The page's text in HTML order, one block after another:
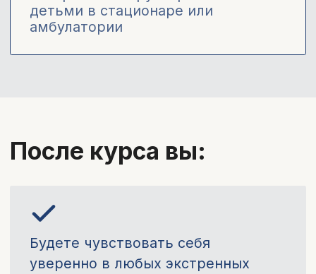
* Образовательная деятельность MD.school
осуществляется на основании лицензии.
В связи с изменениями законодательства РФ с 1
марта 2026 года онлайн-обучение не предполагает